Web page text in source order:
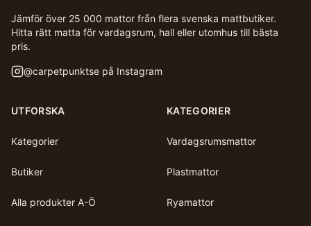
Jämför över 25 000 mattor från flera svenska mattbutiker.
Hitta rätt matta för vardagsrum, hall eller utomhus till bästa
pris.
@carpetpunktse på Instagram
UTFORSKA
Kategorier
Butiker
Alla produkter A-Ö
KATEGORIER
Vardagsrumsmattor
Plastmattor
Ryamattor